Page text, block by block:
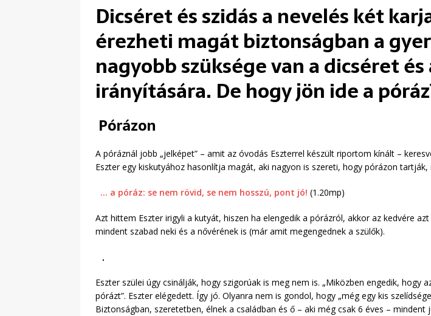
Dicséret és szidás a nevelés két
érezheti magát biztonságban a
nagyobb szüksége van a dicséret
irányítására. De hogy jön ide a
Pórázon
A póráznál jobb „jelképet” – amit az óvodás Eszterrel készült riportom kínált –
Eszter egy kiskutyához hasonlítja magát, aki nagyon is szereti, hogy pórázon tartják,
… a póráz: se nem rövid, se nem hosszú, pont jó! (1.20mp)
Azt hittem Eszter irigyli a kutyát, hiszen ha elengedik a pórázról, akkor az kedvére
mindent szabad neki és a nővérének is (már amit megengednek a szülők).
Eszter szülei úgy csinálják, hogy szigorúak is meg nem is. „Miközben engedik,
pórázt”. Eszter elégedett. Így jó. Olyanra nem is gondol, hogy „még egy kis
Biztonságban, szeretetben, élnek a családban és ő – aki még csak 6 éves –